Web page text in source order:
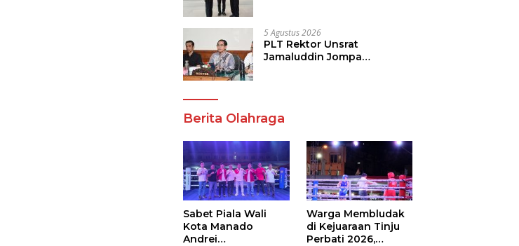
Pendidikan
5 Agustus 2026
PLT Rektor Unsrat
Jamaluddin Jompa
Berita Olahraga
Sabet Piala Wali
Kota Manado
Andrei
Warga Membludak
di Kejuaraan Tinju
Perbati 2026,